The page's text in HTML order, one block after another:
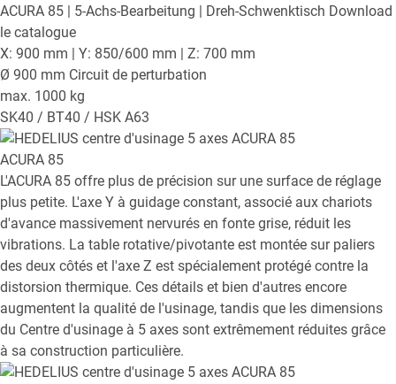
ACURA 85
| 5-Achs-Bearbeitung | Dreh-Schwenktisch Download
le catalogue
X: 900 mm | Y: 850/600 mm | Z: 700 mm
Ø 900 mm Circuit de perturbation
max. 1000 kg
SK40 / BT40 / HSK A63
ACURA 85
L'ACURA 85 offre plus de précision sur une surface de réglage
plus petite. L'axe Y à guidage constant, associé aux chariots
d'avance massivement nervurés en fonte grise, réduit les
vibrations. La table rotative/pivotante est montée sur paliers
des deux côtés et l'axe Z est spécialement protégé contre la
distorsion thermique. Ces détails et bien d'autres encore
augmentent la qualité de l'usinage, tandis que les dimensions
du Centre d'usinage à 5 axes sont extrêmement réduites grâce
à sa construction particulière.